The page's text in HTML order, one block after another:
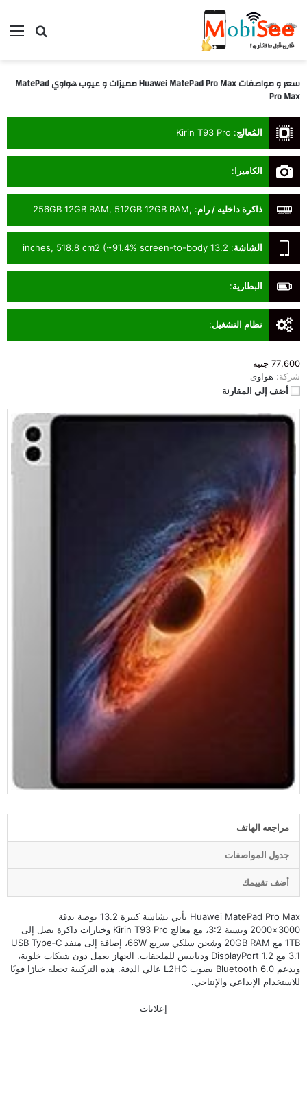
بحث
سعر و مواصفات Huawei MatePad Pro Max مميزات و عيوب هواوي MatePad
Pro Max
77,600 جنيه
شركة: هواوى
أضف إلى المقارنة
المُعالج:
Kirin T93 Pro
الكاميرا:
ذاكرة داخليه / رام:
256GB 12GB RAM, 512GB 12GB RAM,
الشاشة:
13.2 inches, 518.8 cm2 (~91.4% screen-to-body
البطارية:
نظام التشغيل:
مراجعه الهاتف
جدول المواصفات
أضف تقييمك
Huawei MatePad Pro Max يأتي بشاشة كبيرة 13.2 بوصة بدقة
3000×2000 ونسبة 3:2، مع معالج Kirin T93 Pro وخيارات ذاكرة تصل إلى
1TB مع 20GB RAM وشحن سلكي سريع 66W، إضافة إلى منفذ USB Type‑C
3.1 مع DisplayPort 1.2 ودبابيس للملحقات. الجهاز يعمل دون شبكات خلوية،
ويدعم Bluetooth 6.0 بصوت L2HC عالي الدقة. هذه التركيبة تجعله خيارًا قويًا
للاستخدام الإبداعي والإنتاجي.
إعلانات